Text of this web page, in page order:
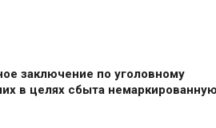
заключение по уголовному
в целях сбыта немаркированную